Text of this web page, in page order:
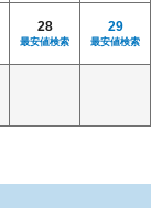
28
最安値検索
29
最安値検索